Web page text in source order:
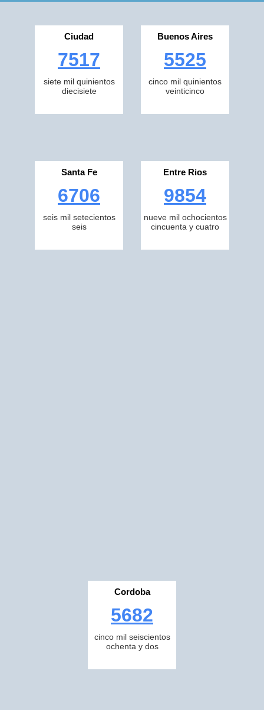
Ciudad
7517
siete mil quinientos
diecisiete
Buenos Aires
5525
cinco mil quinientos
veinticinco
Santa Fe
6706
seis mil setecientos
seis
Entre Rios
9854
nueve mil ochocientos
cincuenta y cuatro
Cordoba
5682
cinco mil seiscientos
ochenta y dos